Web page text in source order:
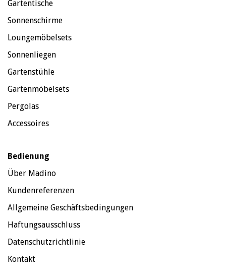
Gartentische
Sonnenschirme
Loungemöbelsets
Sonnenliegen
Gartenstühle
Gartenmöbelsets
Pergolas
Accessoires
Bedienung
Über Madino
Kundenreferenzen
Allgemeine Geschäftsbedingungen
Haftungsausschluss
Datenschutzrichtlinie
Kontakt